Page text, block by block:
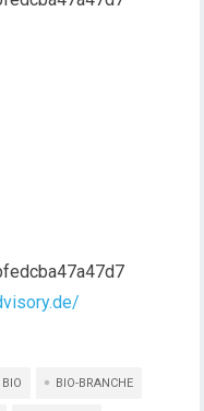
BIO BIO-BRANCHE